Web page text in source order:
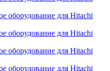
оборудование для Hitachi
оборудование для Hitachi
оборудование для Hitachi
оборудование для Hitachi